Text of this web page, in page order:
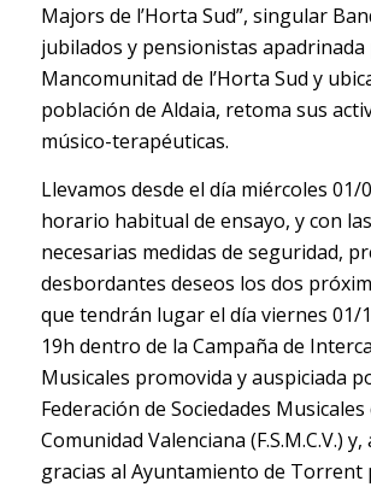
Majors de l’Horta Sud”, singular
jubilados y pensionistas apadrinada
Mancomunitad de l’Horta Sud y
población de Aldaia, retoma sus
músico-terapéuticas.
Llevamos desde el día miércoles 01/
horario habitual de ensayo, y con
necesarias medidas de seguridad,
desbordantes deseos los dos
que tendrán lugar el día viernes 01/
19h dentro de la Campaña de
Musicales promovida y auspiciada
Federación de Sociedades Musicales
Comunidad Valenciana (F.S.M.C.V.)
gracias al Ayuntamiento de Torrent